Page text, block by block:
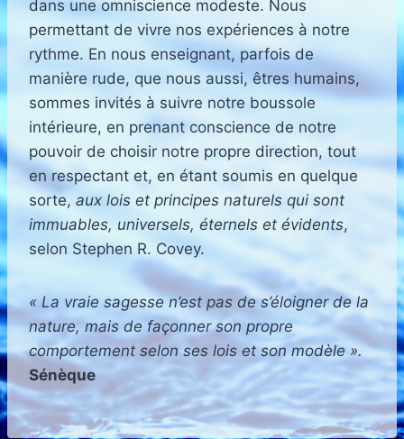
dans une omniscience modeste. Nous
permettant de vivre nos expériences à notre
rythme. En nous enseignant, parfois de
manière rude, que nous aussi, êtres humains,
sommes invités à suivre notre boussole
intérieure, en prenant conscience de notre
pouvoir de choisir notre propre direction, tout
en respectant et, en étant soumis en quelque
sorte, aux lois et principes naturels qui sont
immuables, universels, éternels et évidents,
selon Stephen R. Covey.
« La vraie sagesse n’est pas de s’éloigner de la
nature, mais de façonner son propre
comportement selon ses lois et son modèle ».
Sénèque